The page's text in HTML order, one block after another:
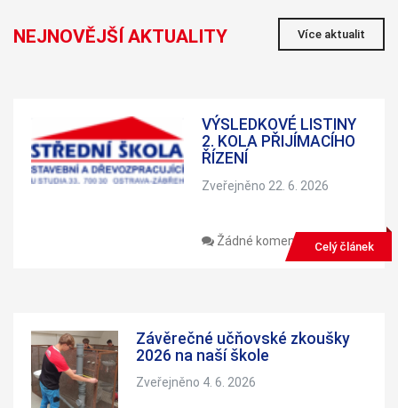
NEJNOVĚJŠÍ AKTUALITY Více aktualit
VÝSLEDKOVÉ LISTINY
2. KOLA PŘIJÍMACÍHO
ŘÍZENÍ
Zveřejněno 22. 6. 2026
Žádné komentářeCelý článek
Závěrečné učňovské zkoušky
2026 na naší škole
Zveřejněno 4. 6. 2026